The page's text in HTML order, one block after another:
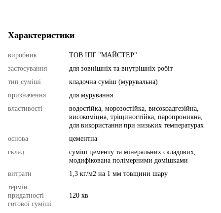
Характеристики
виробник
ТОВ ІПГ "МАЙСТЕР"
застосування
для зовнішніх та внутрішніх робіт
тип суміші
кладочна суміш (мурувальна)
призначення
для мурування
властивості
водостійка, морозостійка, високоадгезійна,
високоміцна, тріщиностійка, паропроникна,
для використання при низьких температурах
основа
цементна
склад
суміш цементу та мінеральних складових,
модифікована полімерними домішками
витрати
1,3 кг/м2 на 1 мм товщини шару
термін
придатності
готової суміші
120 хв